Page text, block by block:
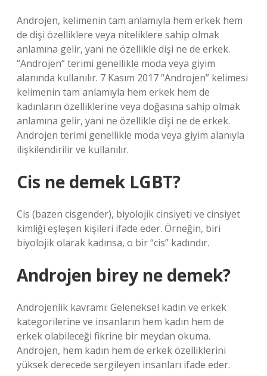
Androjen, kelimenin tam anlamıyla hem erkek hem
de dişi özelliklere veya niteliklere sahip olmak
anlamına gelir, yani ne özellikle dişi ne de erkek.
“Androjen” terimi genellikle moda veya giyim
alanında kullanılır. 7 Kasım 2017 “Androjen” kelimesi
kelimenin tam anlamıyla hem erkek hem de
kadınların özelliklerine veya doğasına sahip olmak
anlamına gelir, yani ne özellikle dişi ne de erkek.
Androjen terimi genellikle moda veya giyim alanıyla
ilişkilendirilir ve kullanılır.
Cis ne demek LGBT?
Cis (bazen cisgender), biyolojik cinsiyeti ve cinsiyet
kimliği eşleşen kişileri ifade eder. Örneğin, biri
biyolojik olarak kadınsa, o bir “cis” kadındır.
Androjen birey ne demek?
Androjenlik kavramı: Geleneksel kadın ve erkek
kategorilerine ve insanların hem kadın hem de
erkek olabileceği fikrine bir meydan okuma.
Androjen, hem kadın hem de erkek özelliklerini
yüksek derecede sergileyen insanları ifade eder.